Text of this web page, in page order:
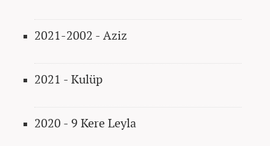
2021-2002 - Aziz
2021 - Kulüp
2020 - 9 Kere Leyla